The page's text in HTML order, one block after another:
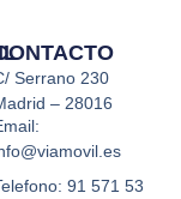
Serrano 230
– 28016
91 571 53